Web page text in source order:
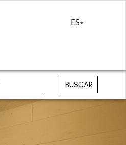
ES
BUSCAR